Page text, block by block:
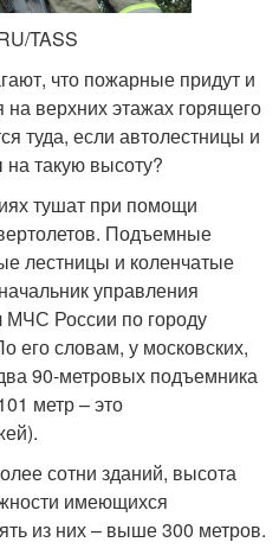
TASS
что пожарные придут и
верхних этажах горящего
туда, если автолестницы и
такую высоту?
тушат при помощи
Подъемные
лестницы и коленчатые
управления
МЧС России по городу
словам, у московских,
90-метровых подъемника
метр – это
сотни зданий, высота
имеющихся
из них – выше 300 метров.